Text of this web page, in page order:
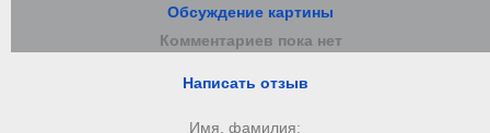
Обсуждение картины
Комментариев пока нет
Написать отзыв
Имя, фамилия: